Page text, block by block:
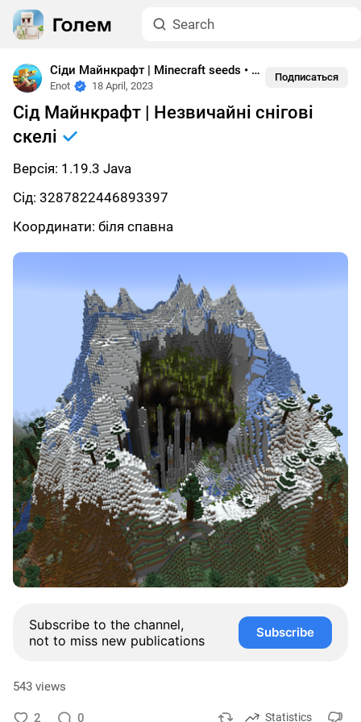
Сіди Майнкрафт | Minecraft seeds • 1.19
Enot
18 April, 2023
Подписаться
Сід Майнкрафт | Незвичайні снігові
скелі
Версія: 1.19.3 Java
Сід: 3287822446893397
Координати: біля спавна
Subscribe to the channel,
not to miss new publications
Subscribe
543 views
2 0 Statistics